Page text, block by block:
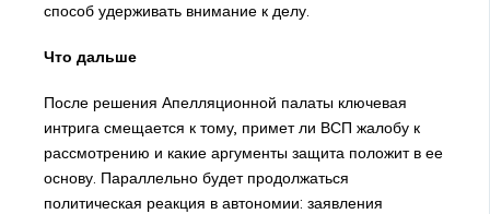
способ удерживать внимание к делу.
Что дальше
После решения Апелляционной палаты ключевая
интрига смещается к тому, примет ли ВСП жалобу к
рассмотрению и какие аргументы защита положит в ее
основу. Параллельно будет продолжаться
политическая реакция в автономии: заявления